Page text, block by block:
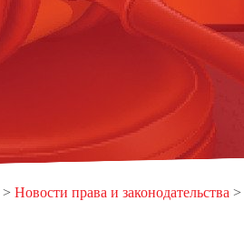
> Новости права и законодательства >